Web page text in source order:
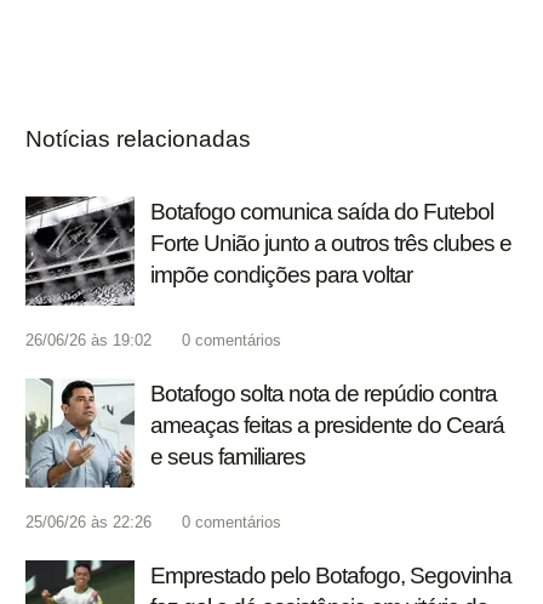
Notícias relacionadas
Botafogo comunica saída do Futebol
Forte União junto a outros três clubes e
impõe condições para voltar
26/06/26 às 19:02 0 comentários
Botafogo solta nota de repúdio contra
ameaças feitas a presidente do Ceará
e seus familiares
25/06/26 às 22:26 0 comentários
Emprestado pelo Botafogo, Segovinha